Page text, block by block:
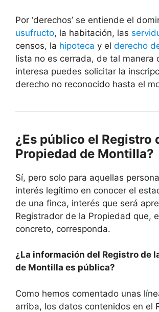
Por ‘derechos’ se entiende el
usufructo, la habitación, las
censos, la hipoteca y el derecho
lista no es cerrada, de tal manera
interesa puedes solicitar la
derecho no reconocido hasta el
¿Es público el Registro
Propiedad de Montilla?
Sí, pero solo para aquellas
interés legítimo en conocer el
de una finca, interés que será
Registrador de la Propiedad que,
concreto, corresponda.
¿La información del Registro de
de Montilla es pública?
Como hemos comentado unas
arriba, los datos contenidos en el